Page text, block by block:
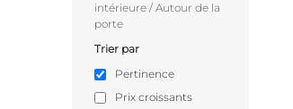
intérieure / Autour de la
porte
Trier par
Pertinence
Prix croissants